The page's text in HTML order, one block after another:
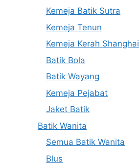
Kemeja Batik Sutra
Kemeja Tenun
Kemeja Kerah Shanghai
Batik Bola
Batik Wayang
Kemeja Pejabat
Jaket Batik
Batik Wanita
Semua Batik Wanita
Blus